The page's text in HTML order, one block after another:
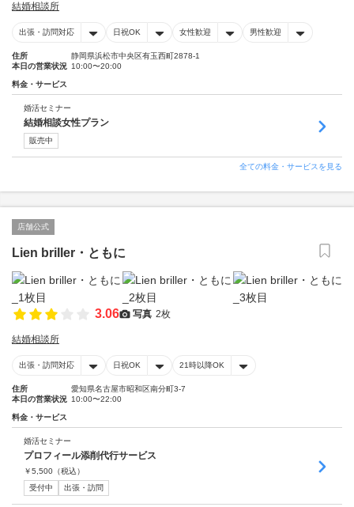
結婚相談所
出張・訪問対応 日祝OK 女性歓迎 男性歓迎
住所
静岡県浜松市中央区有玉西町2878-1
本日の営業状況 10:00〜20:00
料金・サービス
婚活セミナー
結婚相談女性プラン
販売中
全ての料金・サービスを見る
店舗公式
Lien briller・ともに
3.06 写真 2枚
結婚相談所
出張・訪問対応 日祝OK 21時以降OK
住所
愛知県名古屋市昭和区南分町3-7
本日の営業状況 10:00〜22:00
料金・サービス
婚活セミナー
プロフィール添削代行サービス
￥5,500 （税込）
受付中
出張・訪問